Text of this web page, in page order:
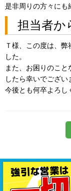
是非周りの方々にも
担当者か
Ｔ様、この度は、
した。
また、お困りのこ
したら幸いでござい
今後とも何卒よろし